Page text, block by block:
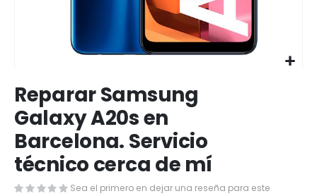
al
comienzo
de
la
galería
de
Reparar Samsung
Galaxy A20s en
Barcelona. Servicio
técnico cerca de mí
Sea el primero en dejar una reseña para este